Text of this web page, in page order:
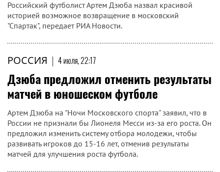
Российский футболист Артем Дзюба назвал красивой
историей возможное возвращение в московский
"Спартак", передает РИА Новости.
РОССИЯ | 4 июля, 22:17
Дзюба предложил отменить результаты
матчей в юношеском футболе
Артем Дзюба на "Ночи Московского спорта" заявил, что в
России не признали бы Лионеля Месси из-за его роста. Он
предложил изменить систему отбора молодежи, чтобы
развивать игроков до 15-16 лет, отменив результаты
матчей для улучшения роста футбола.